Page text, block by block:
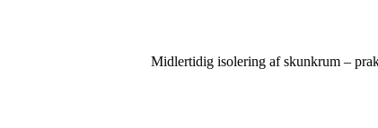
Midlertidig isolering af skunkrum –